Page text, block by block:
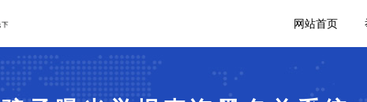
网站首页